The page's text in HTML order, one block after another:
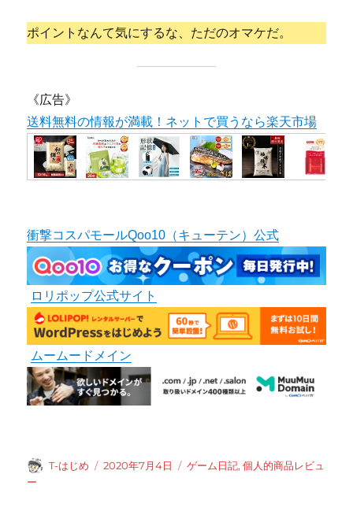
ポイントなんて気にするな、ただのオマケだ。
《広告》
送料無料の情報が満載！ネットで買うなら楽天市場
衝撃コスパモールQoo10（キューテン）公式
ロリポップ公式サイト
ムームードメイン
投
T-はじめ
投
2020年7月4日
カ
ゲーム日記,個人的商品レビュ
ー